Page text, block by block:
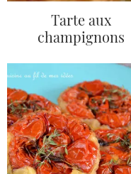
Tarte aux
champignons